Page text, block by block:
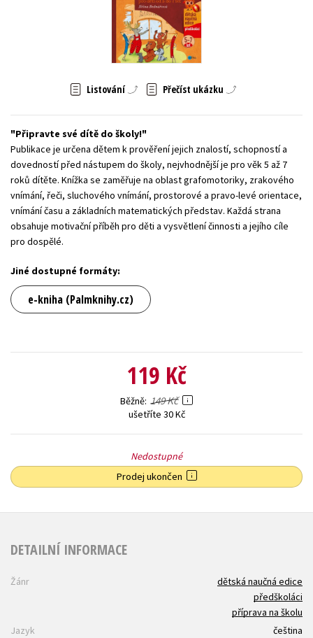
Zahraniční literatura
Všechny tituly
Listování Přečíst ukázku
Připravte své dítě do školy!
Publikace je určena dětem k prověření jejich znalostí, schopností a
dovedností před nástupem do školy, nejvhodnější je pro věk 5 až 7
roků dítěte. Knížka se zaměřuje na oblast grafomotoriky, zrakového
vnímání, řeči, sluchového vnímání, prostorové a pravo-levé orientace,
vnímání času a základních matematických představ. Každá strana
obsahuje motivační příběh pro děti a vysvětlení činnosti a jejího cíle
pro dospělé.
Jiné dostupné formáty:
e-kniha (Palmknihy.cz)
119 Kč
Běžně 149 Kč
ušetříte 30 Kč
Nedostupné
Prodej ukončen
DETAILNÍ INFORMACE
Žánr
dětská naučná edice
předškoláci
příprava na školu
Jazyk
čeština